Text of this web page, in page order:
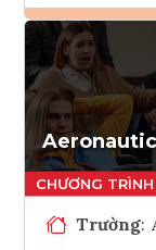
Trường: